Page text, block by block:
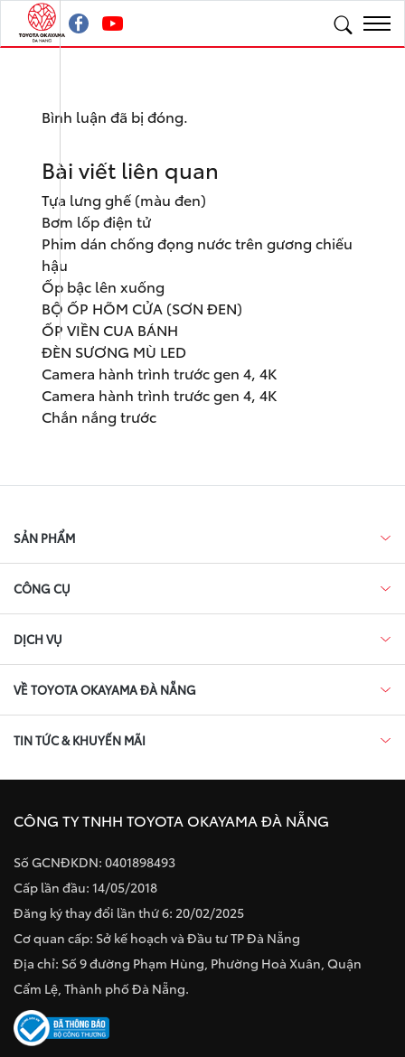
Bình luận đã bị đóng.
Bài viết liên quan
Tựa lưng ghế (màu đen)
Bơm lốp điện tử
Phim dán chống đọng nước trên gương chiếu
hậu
Ốp bậc lên xuống
BỘ ỐP HÕM CỬA (SƠN ĐEN)
ỐP VIỀN CUA BÁNH
ĐÈN SƯƠNG MÙ LED
Camera hành trình trước gen 4, 4K
Camera hành trình trước gen 4, 4K
Chắn nắng trước
SẢN PHẨM
CÔNG CỤ
DỊCH VỤ
VỀ TOYOTA OKAYAMA ĐÀ NẴNG
TIN TỨC & KHUYẾN MÃI
CÔNG TY TNHH TOYOTA OKAYAMA ĐÀ NẴNG
Số GCNĐKDN: 0401898493
Cấp lần đầu: 14/05/2018
Đăng ký thay đổi lần thứ 6: 20/02/2025
Cơ quan cấp: Sở kế hoạch và Đầu tư TP Đà Nẵng
Địa chỉ: Số 9 đường Phạm Hùng, Phường Hoà Xuân, Quận
Cẩm Lệ, Thành phố Đà Nẵng.